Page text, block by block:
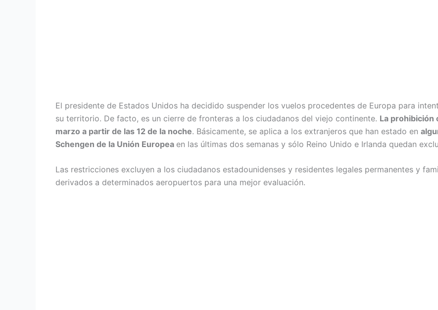
El presidente de Estados Unidos ha decidido suspender los vuelos procedentes de Europa para
su territorio. De facto, es un cierre de fronteras a los ciudadanos del viejo continente. La prohibición
marzo a partir de las 12 de la noche. Básicamente, se aplica a los extranjeros que han estado en
Schengen de la Unión Europea en las últimas dos semanas y sólo Reino Unido e Irlanda quedan
Las restricciones excluyen a los ciudadanos estadounidenses y residentes legales permanentes y
derivados a determinados aeropuertos para una mejor evaluación.